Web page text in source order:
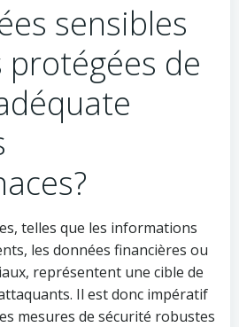
sensibles
protégées de
telles que les informations
les données financières ou
représentent une cible de
Il est donc impératif
mesures de sécurité robustes